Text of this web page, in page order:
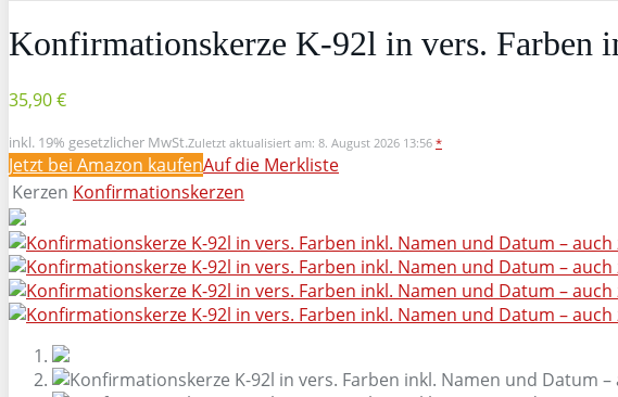
Konfirmationskerze K-92l in vers. Farben
35,90 €
inkl. 19% gesetzlicher MwSt.Zuletzt aktualisiert am: 8. August 2026 13:56 *
Jetzt bei Amazon kaufenAuf die Merkliste
Kerzen Konfirmationskerzen